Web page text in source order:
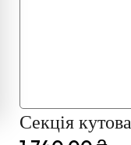
Секція